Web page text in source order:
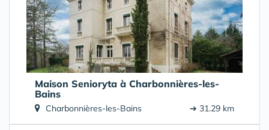
Maison Senioryta à Charbonnières-les-
Bains
Charbonnières-les-Bains ➔ 31.29 km